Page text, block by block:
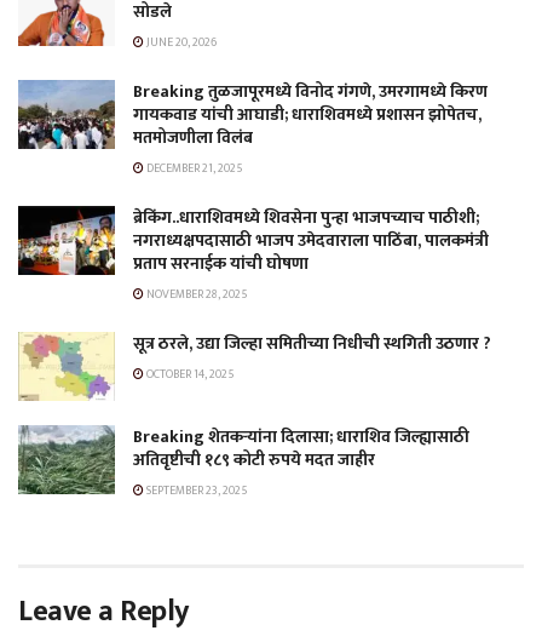
सोडले
JUNE 20, 2026
Breaking तुळजापूरमध्ये विनोद गंगणे, उमरगामध्ये किरण
गायकवाड यांची आघाडी; धाराशिवमध्ये प्रशासन झोपेतच,
मतमोजणीला विलंब
DECEMBER 21, 2025
ब्रेकिंग..धाराशिवमध्ये शिवसेना पुन्हा भाजपच्याच पाठीशी;
नगराध्यक्षपदासाठी भाजप उमेदवाराला पाठिंबा, पालकमंत्री
प्रताप सरनाईक यांची घोषणा
NOVEMBER 28, 2025
सूत्र ठरले, उद्या जिल्हा समितीच्या निधीची स्थगिती उठणार ?
OCTOBER 14, 2025
Breaking शेतकऱ्यांना दिलासा; धाराशिव जिल्ह्यासाठी
अतिवृष्टीची १८९ कोटी रुपये मदत जाहीर
SEPTEMBER 23, 2025
Leave a Reply